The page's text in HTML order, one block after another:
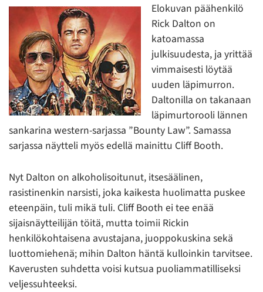
Elokuvan päähenkilö
Rick Dalton on
katoamassa
julkisuudesta, ja yrittää
vimmaisesti löytää
uuden läpimurron.
Daltonilla on takanaan
läpimurtorooli lännen
sankarina western-sarjassa ”Bounty Law”. Samassa
sarjassa näytteli myös edellä mainittu Cliff Booth.
Nyt Dalton on alkoholisoitunut, itsesäälinen,
rasistinenkin narsisti, joka kaikesta huolimatta puskee
eteenpäin, tuli mikä tuli. Cliff Booth ei tee enää
sijaisnäytteilijän töitä, mutta toimii Rickin
henkilökohtaisena avustajana, juoppokuskina sekä
luottomiehenä; mihin Dalton häntä kulloinkin tarvitsee.
Kaverusten suhdetta voisi kutsua puoliammatilliseksi
veljessuhteeksi.